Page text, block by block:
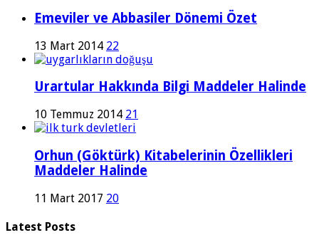
Emeviler ve Abbasiler Dönemi Özet
13 Mart 2014 22
Urartular Hakkında Bilgi Maddeler Halinde
10 Temmuz 2014 21
Orhun (Göktürk) Kitabelerinin Özellikleri
Maddeler Halinde
11 Mart 2017 20
Latest Posts